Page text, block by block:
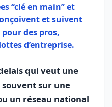
“clé en main” et
et suivent
des pros,
d’entreprise.
qui veut une
sur une
un réseau national